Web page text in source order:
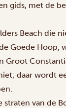
gids, met de
Beach die
Goede Hoop,
Groot
daar wordt
van de